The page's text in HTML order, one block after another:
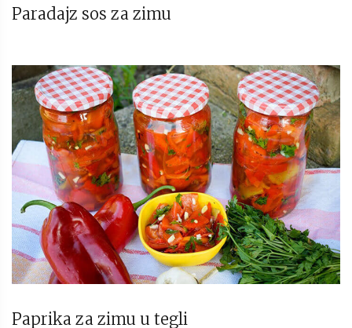
Paradajz sos za zimu
Paprika za zimu u tegli